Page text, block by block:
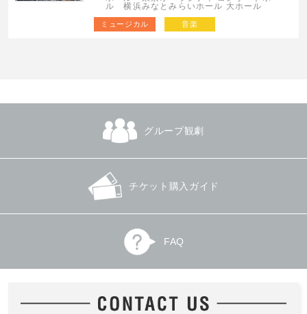
ル 横浜みなとみらいホール 大ホール
ミュージカル 音楽
グループ観劇
チケット購入ガイド
FAQ